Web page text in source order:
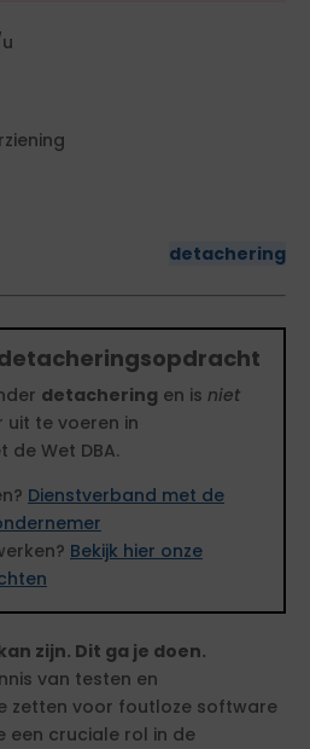
detachering
detacheringsopdracht
detachering en is niet
uit te voeren in
Wet DBA.
Dienstverband met de
Bekijk hier onze
zijn. Dit ga je doen.
van testen en
zetten voor foutloze software
een cruciale rol in de